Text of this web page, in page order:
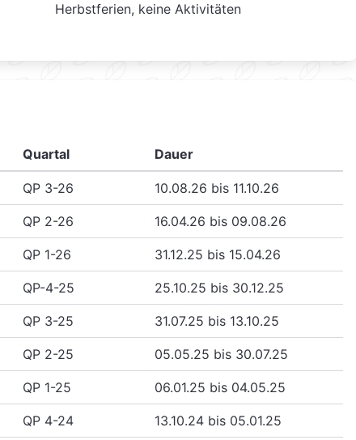
Herbstferien, keine Aktivitäten
Quartal Dauer
QP 3-26 10.08.26 bis 11.10.26
QP 2-26 16.04.26 bis 09.08.26
QP 1-26 31.12.25 bis 15.04.26
QP-4-25 25.10.25 bis 30.12.25
QP 3-25 31.07.25 bis 13.10.25
QP 2-25 05.05.25 bis 30.07.25
QP 1-25 06.01.25 bis 04.05.25
QP 4-24 13.10.24 bis 05.01.25